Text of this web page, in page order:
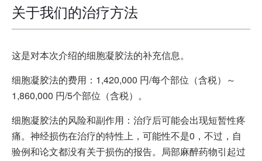
关于我们的治疗方法
这是对本次介绍的细胞凝胶法的补充信息。
细胞凝胶法的费用：1,420,000 円/每个部位（含税）～
1,860,000 円/5个部位（含税）。
细胞凝胶法的风险和副作用：治疗后可能会出现短暂性疼
痛。神经损伤在治疗的特性上，可能性不是0，不过，自
验例和论文都没有关于损伤的报告。局部麻醉药物引起过